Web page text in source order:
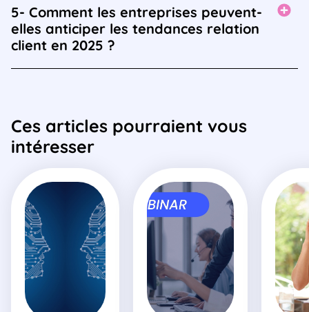
5- Comment les entreprises peuvent-
elles anticiper les tendances relation
client en 2025 ?
Ces articles pourraient vous
intéresser